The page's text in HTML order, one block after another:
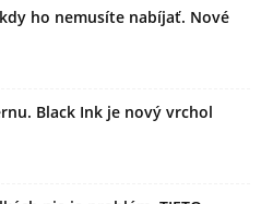
ho nemusíte nabíjať. Nové
Black Ink je nový vrchol